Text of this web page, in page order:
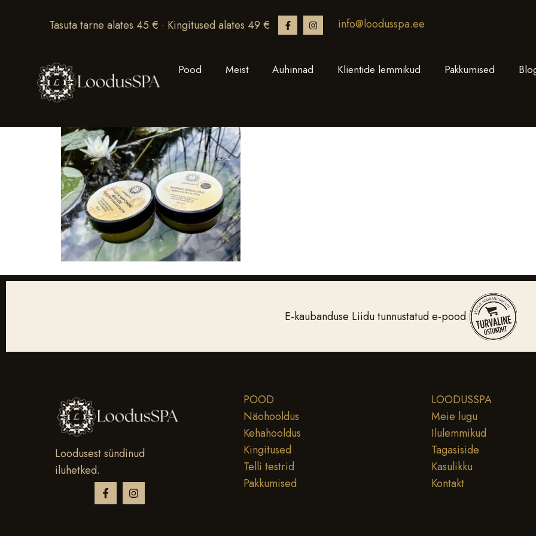
Tasuta tarne alates 45 € · Kingitused alates 49 € info@loodusspa.ee
Pood Meist Auhinnad Klientide lemmikud Pakkumised
E-kaubanduse Liidu tunnustatud e-pood
Loodusest sündinud
iluhetked.
POOD
Näohooldus
Kehahooldus
Kingitused
Telli testrid
Pakkumised
LOODUSSPA
Meie lugu
Ilulemmikud
Tagasiside
Kasulikku
Kontakt